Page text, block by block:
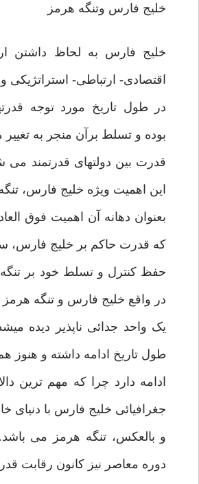
خلیج فارس وتنگه هرمز
خلیج فارس به لحاظ داشتن
اقتصادی- ارتباطی- استراتژیکی
در طول تاریخ مورد توجه
بوده و تسلط برآن منجر به تغییر
قدرت بین دولتهای قدرتمند می
این اهمیت ویژه خلیج فارس،
بعنوان دهانه آن اهمیت فوق
که قدرت حاکم بر خلیج فارس،
حفظ کنترل و تسلط خود بر
در واقع خلیج فارس و تنگه
یک واحد جدائی ناپذیر دیده
طول تاریخ ادامه داشته و هنوز
ادامه دارد چرا که مهم ترین
جغرافیائی خلیج فارس با دنیای
و بالعکس، تنگه هرمز می
دوره معاصر نیز کانون رقابت